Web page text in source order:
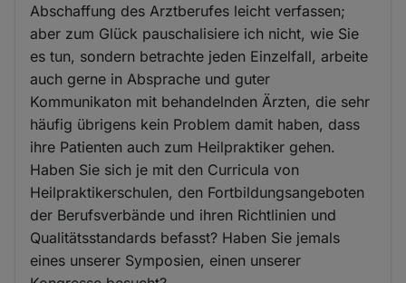
Abschaffung des Arztberufes leicht verfassen;
aber zum Glück pauschalisiere ich nicht, wie Sie
es tun, sondern betrachte jeden Einzelfall, arbeite
auch gerne in Absprache und guter
Kommunikaton mit behandelnden Ärzten, die sehr
häufig übrigens kein Problem damit haben, dass
ihre Patienten auch zum Heilpraktiker gehen.
Haben Sie sich je mit den Curricula von
Heilpraktikerschulen, den Fortbildungsangeboten
der Berufsverbände und ihren Richtlinien und
Qualitätsstandards befasst? Haben Sie jemals
eines unserer Symposien, einen unserer